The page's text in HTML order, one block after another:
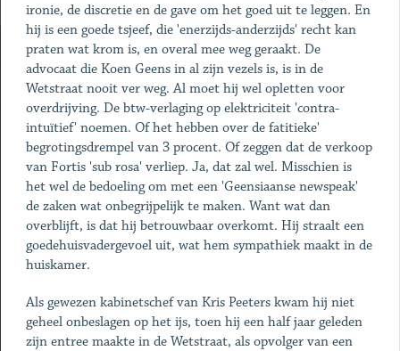
ironie, de discretie en de gave om het goed uit te leggen. En
hij is een goede tsjeef, die 'enerzijds-anderzijds' recht kan
praten wat krom is, en overal mee weg geraakt. De
advocaat die Koen Geens in al zijn vezels is, is in de
Wetstraat nooit ver weg. Al moet hij wel opletten voor
overdrijving. De btw-verlaging op elektriciteit 'contra-
intuïtief' noemen. Of het hebben over de fatitieke'
begrotingsdrempel van 3 procent. Of zeggen dat de verkoop
van Fortis 'sub rosa' verliep. Ja, dat zal wel. Misschien is
het wel de bedoeling om met een 'Geensiaanse newspeak'
de zaken wat onbegrijpelijk te maken. Want wat dan
overblijft, is dat hij betrouwbaar overkomt. Hij straalt een
goedehuisvadergevoel uit, wat hem sympathiek maakt in de
huiskamer.
Als gewezen kabinetschef van Kris Peeters kwam hij niet
geheel onbeslagen op het ijs, toen hij een half jaar geleden
zijn entree maakte in de Wetstraat, als opvolger van een